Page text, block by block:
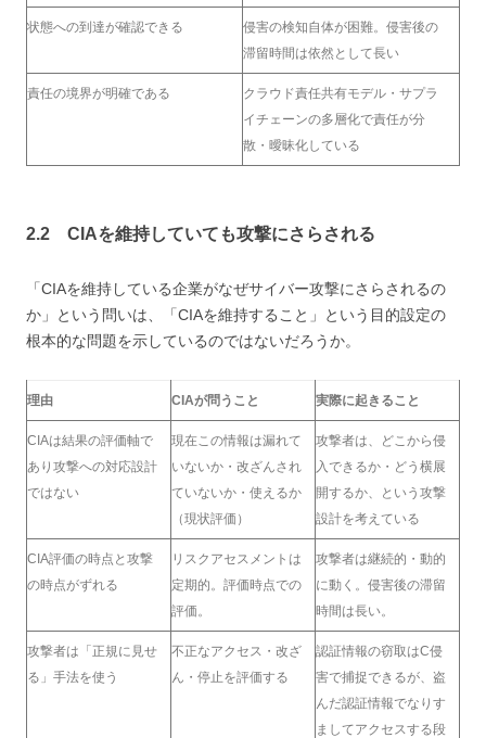
状態への到達が確認できる
侵害の検知自体が困難。侵害後の
滞留時間は依然として長い
責任の境界が明確である
クラウド責任共有モデル・サプラ
イチェーンの多層化で責任が分
散・曖昧化している
2.2 CIAを維持していても攻撃にさらされる
「CIAを維持している企業がなぜサイバー攻撃にさらされるの
か」という問いは、「CIAを維持すること」という目的設定の
根本的な問題を示しているのではないだろうか。
理由 CIAが問うこと 実際に起きること
CIAは結果の評価軸で
あり攻撃への対応設計
ではない
現在この情報は漏れて
いないか・改ざんされ
ていないか・使えるか
（現状評価）
攻撃者は、どこから侵
入できるか・どう横展
開するか、という攻撃
設計を考えている
CIA評価の時点と攻撃
の時点がずれる
リスクアセスメントは
定期的。評価時点での
評価。
攻撃者は継続的・動的
に動く。侵害後の滞留
時間は長い。
攻撃者は「正規に見せ
る」手法を使う
不正なアクセス・改ざ
ん・停止を評価する
認証情報の窃取はC侵
害で捕捉できるが、盗
んだ認証情報でなりす
ましてアクセスする段